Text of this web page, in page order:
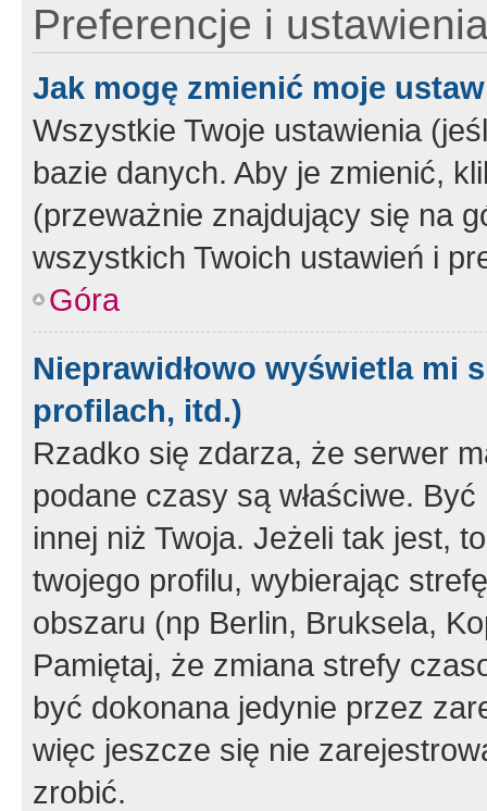
Preferencje i
Jak mogę zmienić moje
Wszystkie Twoje ustawienia
bazie danych. Aby je zmienić,
(przeważnie znajdujący się na
wszystkich Twoich ustawień i
Góra
Nieprawidłowo wyświetla mi
profilach, itd.)
Rzadko się zdarza, że serwer
podane czasy są właściwe.
innej niż Twoja. Jeżeli tak jest,
twojego profilu, wybierając
obszaru (np Berlin, Bruksela,
Pamiętaj, że zmiana strefy
być dokonana jedynie przez
więc jeszcze się nie
zrobić.